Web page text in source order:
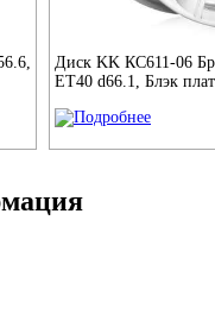
Диск KK КС611-06
ET40 d66.1, Блэк